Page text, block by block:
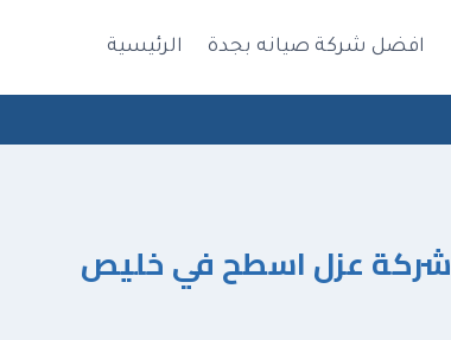
افضل شركة صيانه بجدة الرئيسية
شركة عزل اسطح في خليص